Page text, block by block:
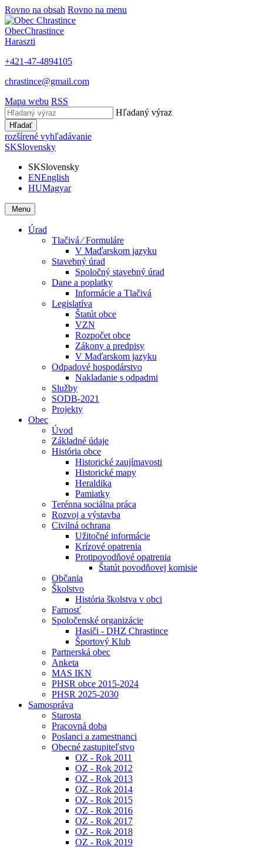
Rovno na obsah Rovno na menu
ObecChrastince
Haraszti
+421-47-4894105
chrastince@gmail.com
Mapa webu RSS
Hľadaný výraz
Hľadať
rozšírené vyhľadávanie
SKSlovensky
SKSlovensky
ENEnglish
HUMagyar
Menu
Úrad
Tlačivá ⁄ Formuláre
V Maďarskom jazyku
Stavebný úrad
Spoločný stavebný úrad
Dane a poplatky
Informácie a Tlačivá
Legislatíva
Štatút obce
VZN
Rozpočet obce
Zákony a predpisy
V Maďarskom jazyku
Odpadové hospodárstvo
Nakladanie s odpadmi
Služby
SODB-2021
Projekty
Obec
Úvod
Základné údaje
História obce
Historické zaujímavosti
Historické mapy
Heraldika
Pamiatky
Terénna sociálna práca
Rozvoj a výstavba
Civilná ochrana
Užitočné informácie
Krízové opatrenia
Protipovodňové opatrenia
Štatút povodňovej komisie
Občania
Školstvo
História školstva v obci
Farnosť
Spoločenské organizácie
Hasiči - DHZ Chrastince
Športový Klub
Partnerská obec
Anketa
MAS IKN
PHSR obce 2015-2024
PHSR 2025-2030
Samospráva
Starosta
Pracovná doba
Poslanci a zamestnanci
Obecné zastupiteľstvo
OZ - Rok 2011
OZ - Rok 2012
OZ - Rok 2013
OZ - Rok 2014
OZ - Rok 2015
OZ - Rok 2016
OZ - Rok 2017
OZ - Rok 2018
OZ - Rok 2019